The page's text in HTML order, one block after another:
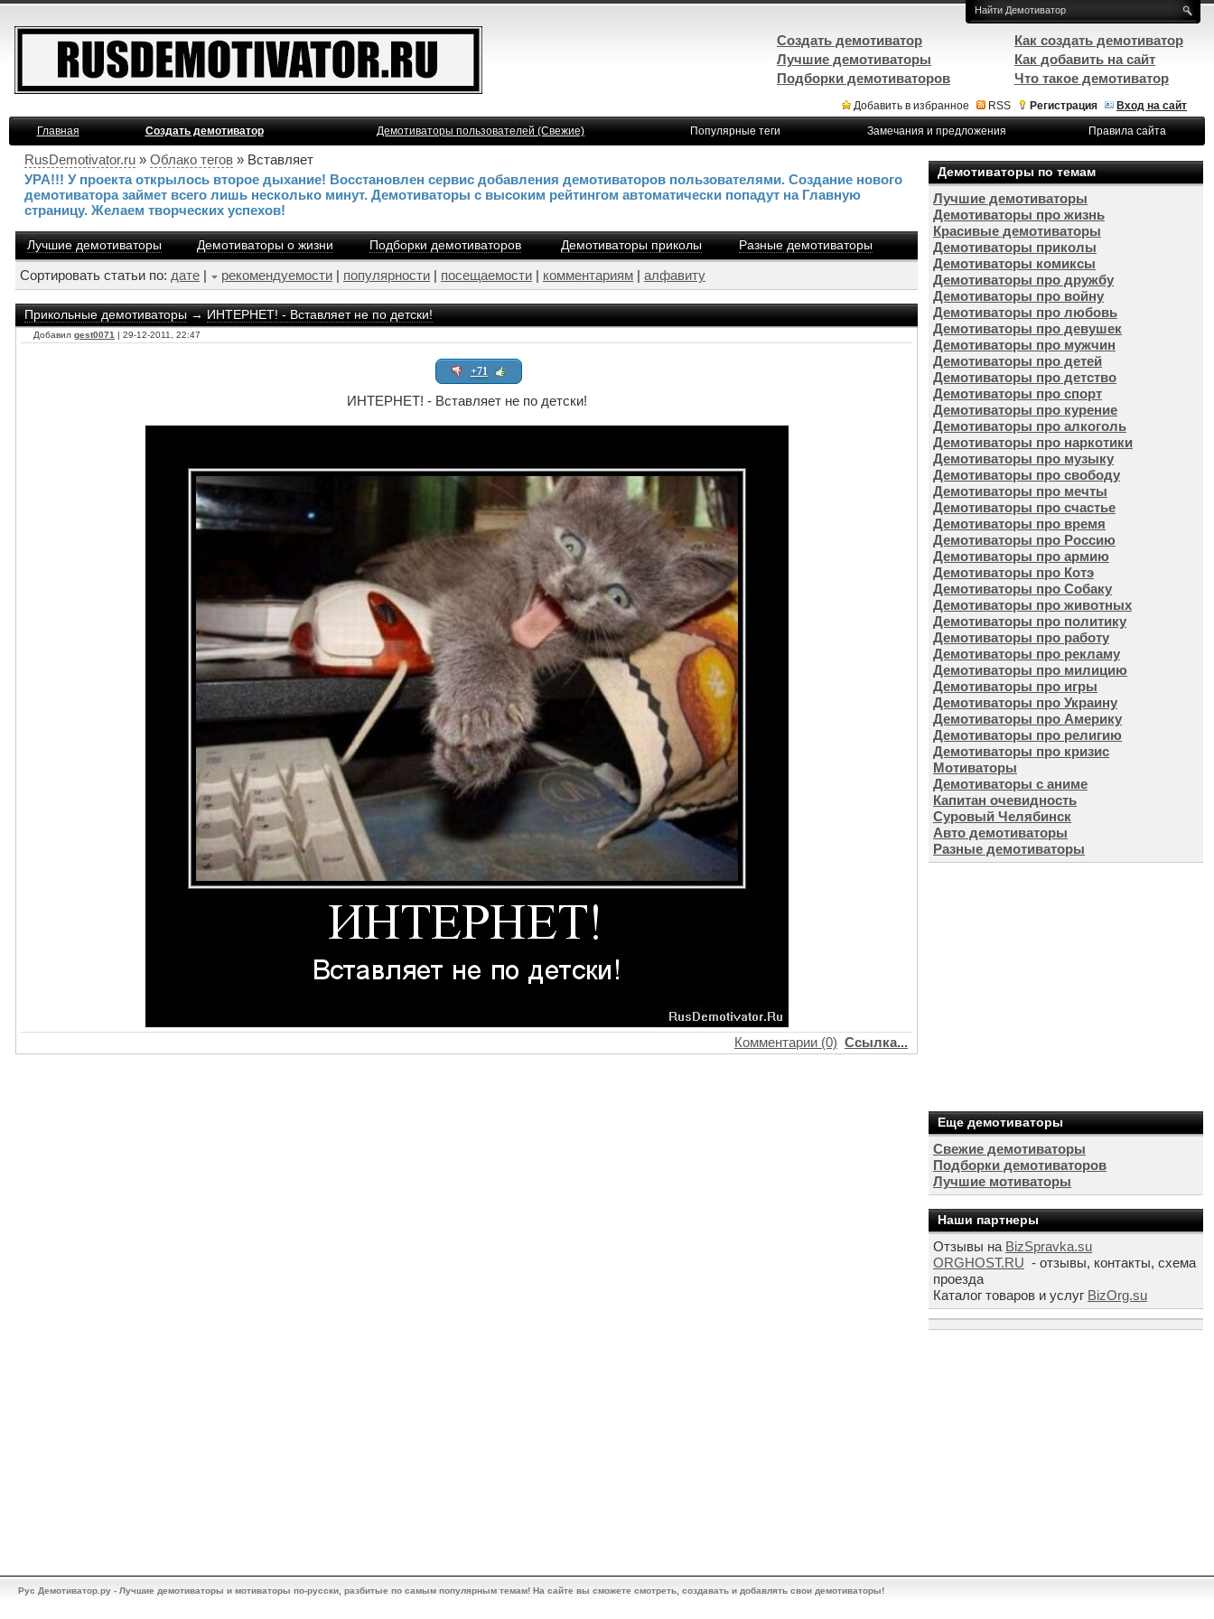
Добавить в избранное RSS Регистрация
Вход на сайт
Главная
Создать демотиватор Демотиваторы пользователей (Свежие) Популярные теги Замечания и предложения Правила сайта
RusDemotivator.ru » Облако тегов » Вставляет
УРА!!! У проекта открылось второе дыхание! Восстановлен сервис добавления демотиваторов пользователями. Создание нового
демотиватора займет всего лишь несколько минут. Демотиваторы с высоким рейтингом автоматически попадут на Главную
страницу. Желаем творческих успехов!
Лучшие демотиваторы Демотиваторы о жизни Подборки демотиваторов Демотиваторы приколы Разные демотиваторы
Сортировать статьи по: дате | рекомендуемости | популярности | посещаемости | комментариям | алфавиту
Прикольные демотиваторы→ИНТЕРНЕТ! - Вставляет не по детски!
Добавил gest0071 | 29-12-2011, 22:47
+71
ИНТЕРНЕТ! - Вставляет не по детски!
Комментарии (0) Ссылка...
Демотиваторы по темам
Лучшие демотиваторы
Демотиваторы про жизнь
Красивые демотиваторы
Демотиваторы приколы
Демотиваторы комиксы
Демотиваторы про дружбу
Демотиваторы про войну
Демотиваторы про любовь
Демотиваторы про девушек
Демотиваторы про мужчин
Демотиваторы про детей
Демотиваторы про детство
Демотиваторы про спорт
Демотиваторы про курение
Демотиваторы про алкоголь
Демотиваторы про наркотики
Демотиваторы про музыку
Демотиваторы про свободу
Демотиваторы про мечты
Демотиваторы про счастье
Демотиваторы про время
Демотиваторы про Россию
Демотиваторы про армию
Демотиваторы про Котэ
Демотиваторы про Собаку
Демотиваторы про животных
Демотиваторы про политику
Демотиваторы про работу
Демотиваторы про рекламу
Демотиваторы про милицию
Демотиваторы про игры
Демотиваторы про Украину
Демотиваторы про Америку
Демотиваторы про религию
Демотиваторы про кризис
Мотиваторы
Демотиваторы с аниме
Капитан очевидность
Суровый Челябинск
Авто демотиваторы
Разные демотиваторы
Еще демотиваторы
Свежие демотиваторы
Подборки демотиваторов
Лучшие мотиваторы
Наши партнеры
Отзывы на BizSpravka.su
ORGHOST.RU - отзывы, контакты, схема
проезда
Каталог товаров и услуг BizOrg.su
Создать демотиватор
Лучшие демотиваторы
Подборки демотиваторов
Как создать демотиватор
Как добавить на сайт
Что такое демотиватор
Рус Демотиватор.ру - Лучшие демотиваторы и мотиваторы по-русски, разбитые по самым популярным темам! На сайте вы сможете смотреть, создавать и добавлять свои демотиваторы!